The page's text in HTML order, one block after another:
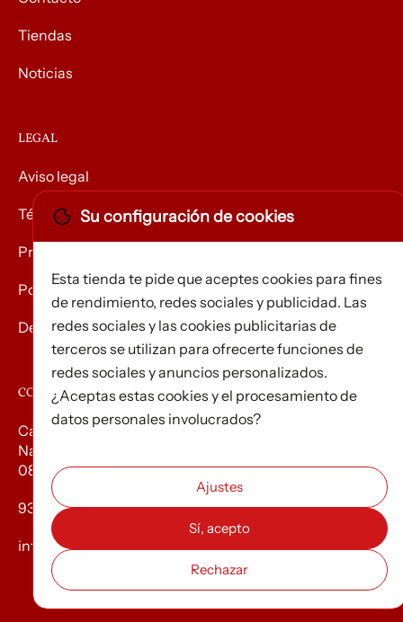
Tiendas
Noticias
LEGAL
Aviso legal
Términos y condiciones
Privacidad
Política de Cookies
Devolución de mercancías
CONTACTO
Carrer d’Edison, 3
Nau A. Polígon industrial Les Torrenteres
08754 El Papiol
93 673 12 12
info@efados.cat
Su configuración de cookies
Esta tienda te pide que aceptes cookies para fines
de rendimiento, redes sociales y publicidad. Las
redes sociales y las cookies publicitarias de
terceros se utilizan para ofrecerte funciones de
redes sociales y anuncios personalizados.
¿Aceptas estas cookies y el procesamiento de
datos personales involucrados?